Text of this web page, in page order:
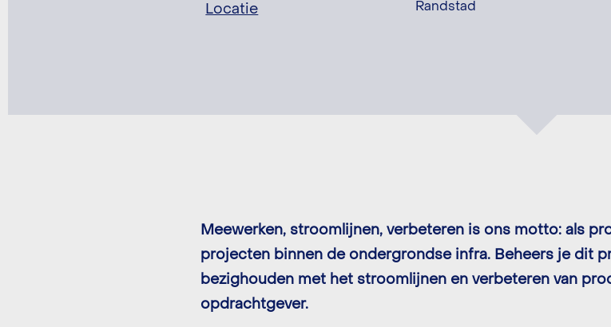
Locatie Randstad
Meewerken, stroomlijnen, verbeteren is ons motto: als
projecten binnen de ondergrondse infra. Beheers je dit
bezighouden met het stroomlijnen en verbeteren van
opdrachtgever.